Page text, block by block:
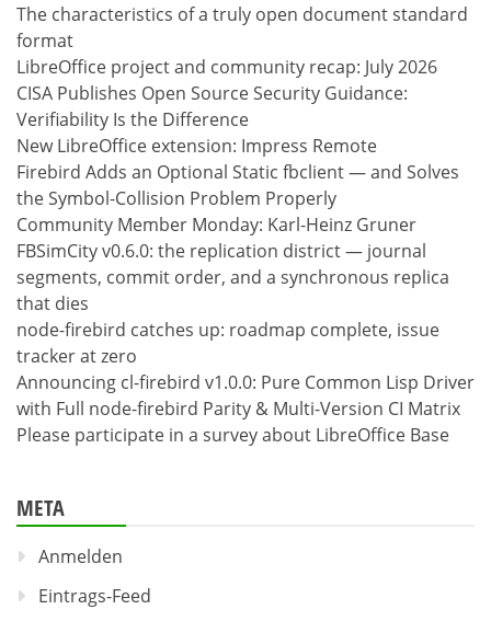
The characteristics of a truly open document standard
format
LibreOffice project and community recap: July 2026
CISA Publishes Open Source Security Guidance:
Verifiability Is the Difference
New LibreOffice extension: Impress Remote
Firebird Adds an Optional Static fbclient — and Solves
the Symbol-Collision Problem Properly
Community Member Monday: Karl-Heinz Gruner
FBSimCity v0.6.0: the replication district — journal
segments, commit order, and a synchronous replica
that dies
node-firebird catches up: roadmap complete, issue
tracker at zero
Announcing cl-firebird v1.0.0: Pure Common Lisp Driver
with Full node-firebird Parity & Multi-Version CI Matrix
Please participate in a survey about LibreOffice Base
META
Anmelden
Eintrags-Feed